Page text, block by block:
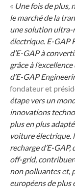
« Une fois de plus,
le marché de la
une solution ultra-
électrique. E-GAP
d’E-GAP à
grâce à
d’E-GAP
fondateur et
étape vers un
innovations
plus en plus
voiture électrique.
recharge d’E-
off-grid,
non polluantes et,
européens de plus